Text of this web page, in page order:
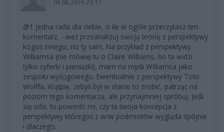
09.06.2019 23:17
@1 Jedna rada dla ciebie, o ile w ogóle przeczytasz ten
komentarz. - weź przeanalizuj swoją teorię z perspektywy
kogoś innego, niż ty sam. Na przykład z perspektywy
Williamsa (nie mówię tu o Claire Williams, bo ta widzi
tylko cyferki i pieniążki), mam na myśli Williamsa jako
zespołu wyścigowego. Ewentualnie z perspektywy Toto
Wolffa. Wątpię, żebyś był w stanie to zrobić, patrząc na
poziom tego komentarza, ale przynajmniej spróbuj. Jeśli
się uda, to powiedz mi, czy ta twoja koncepcja z
perspektywy któregoś z w/w podmiotów wygląda spójnie
i dlaczego.